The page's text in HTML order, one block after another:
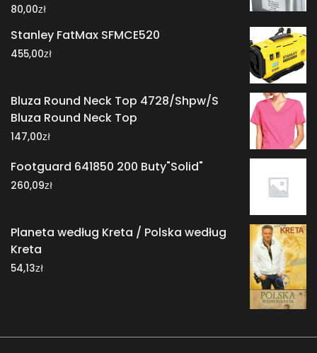
80,00zł
Stanley FatMax SFMCE520
455,00zł
Bluza Round Neck Top 4728/Shpw/S
Bluza Round Neck Top
147,00zł
Footguard 641850 200 Buty"Solid"
260,09zł
Planeta według Kreta / Polska według
Kreta
54,13zł